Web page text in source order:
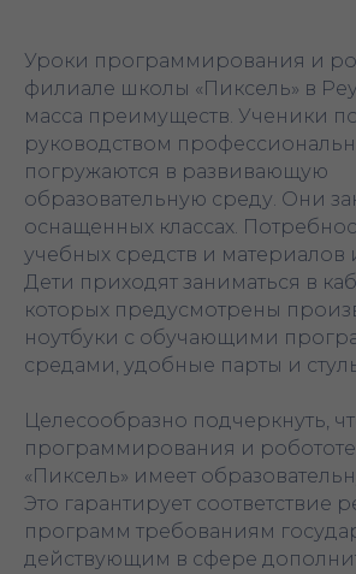
Уроки программирования и
филиале школы «Пиксель» в
масса преимуществ. Ученики
руководством
погружаются в развивающую
образовательную среду. Они
оснащенных классах.
учебных средств и материалов
Дети приходят заниматься в
которых предусмотрены
ноутбуки с обучающими
средами, удобные парты и
Целесообразно подчеркнуть,
программирования и
«Пиксель» имеет
Это гарантирует соответствие
программ требованиям
действующим в сфере